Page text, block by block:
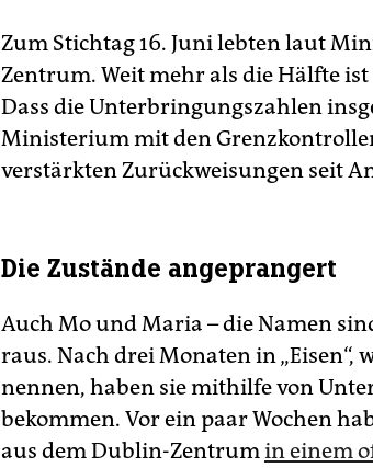
Zum Stichtag 16. Juni lebten laut
Zentrum. Weit mehr als die Hälfte
Dass die Unterbringungszahlen
Ministerium mit den
verstärkten Zurückweisungen seit
Die Zustände angeprangert
Auch Mo und Maria – die Namen
raus. Nach drei Monaten in „Eisen“,
nennen, haben sie mithilfe von
bekommen. Vor ein paar Wochen
aus dem Dublin-Zentrumin einem